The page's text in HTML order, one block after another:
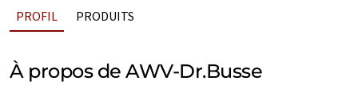
PROFIL PRODUITS
À propos de AWV-Dr.Busse